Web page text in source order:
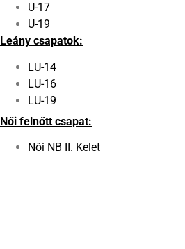
U-17
U-19
Leány csapatok:
LU-14
LU-16
LU-19
Női felnőtt csapat:
Női NB II. Kelet